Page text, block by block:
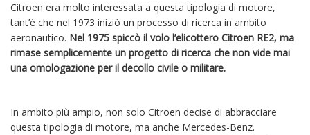
Citroen era molto interessata a questa tipologia di motore,
tant’è che nel 1973 iniziò un processo di ricerca in ambito
aeronautico. Nel 1975 spiccò il volo l’elicottero Citroen RE2, ma
rimase semplicemente un progetto di ricerca che non vide mai
una omologazione per il decollo civile o militare.
In ambito più ampio, non solo Citroen decise di abbracciare
questa tipologia di motore, ma anche Mercedes-Benz.